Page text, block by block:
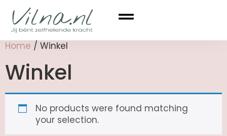
Home / Winkel
Winkel
No products were found matching
your selection.